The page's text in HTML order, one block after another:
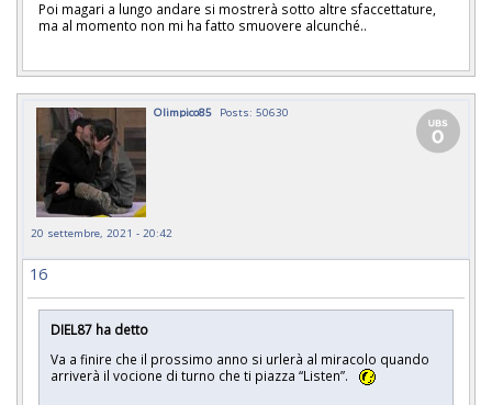
Poi magari a lungo andare si mostrerà sotto altre sfaccettature,
ma al momento non mi ha fatto smuovere alcunché..
Olimpico85 Posts: 50630
20 settembre, 2021 - 20:42
16
DIEL87 ha detto
Va a finire che il prossimo anno si urlerà al miracolo quando
arriverà il vocione di turno che ti piazza “Listen”.